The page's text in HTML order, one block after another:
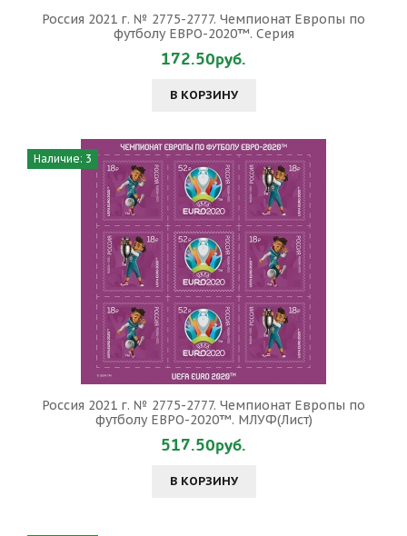
Россия 2021 г. № 2775-2777. Чемпионат Европы по
футболу ЕВРО-2020™. Серия
172.50руб.
В КОРЗИНУ
Наличие: 3
Россия 2021 г. № 2775-2777. Чемпионат Европы по
футболу ЕВРО-2020™. МЛУФ(Лист)
517.50руб.
В КОРЗИНУ